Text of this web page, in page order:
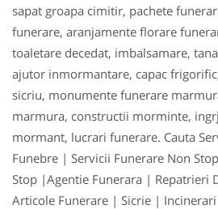
sapat groapa cimitir, pachete
funerare, aranjamente florare
toaletare decedat, imbalsamare,
ajutor inmormantare, capac
sicriu, monumente funerare
marmura, constructii morminte,
mormant, lucrari funerare. Cauta
Funebre | Servicii Funerare Non
Stop |Agentie Funerara | Repatrieri
Articole Funerare | Sicrie | Incinerari